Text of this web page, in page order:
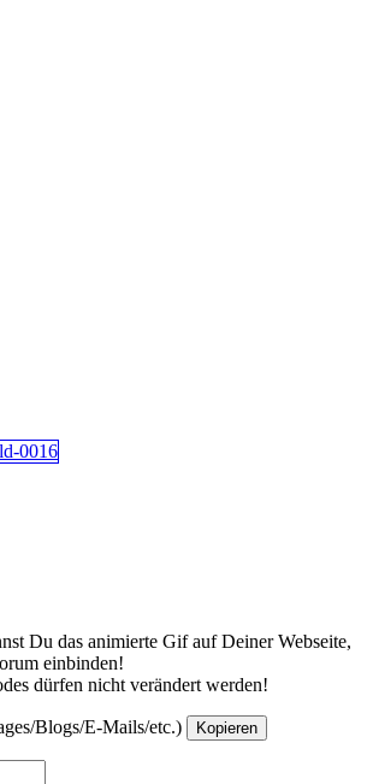
Du das animierte Gif auf Deiner Webseite,
einbinden!
dürfen nicht verändert werden!
Blogs/E-Mails/etc.) Kopieren